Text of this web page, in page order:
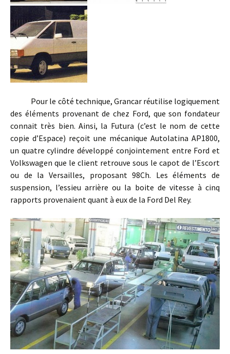
Pour le côté technique, Grancar réutilise logiquement
des éléments provenant de chez Ford, que son fondateur
connait très bien. Ainsi, la Futura (c’est le nom de cette
copie d’Espace) reçoit une mécanique Autolatina AP1800,
un quatre cylindre développé conjointement entre Ford et
Volkswagen que le client retrouve sous le capot de l’Escort
ou de la Versailles, proposant 98Ch. Les éléments de
suspension, l’essieu arrière ou la boite de vitesse à cinq
rapports provenaient quant à eux de la Ford Del Rey.